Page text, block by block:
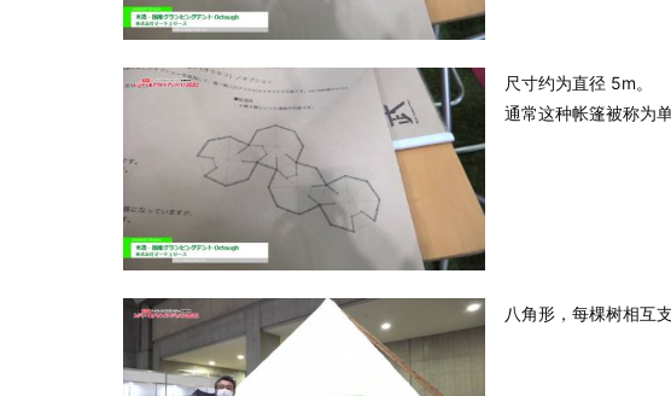
尺寸约为直径 5m。
通常这种帐篷被称为
八角形，每棵树相互